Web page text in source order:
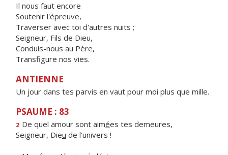
Il nous faut encore
Soutenir l'épreuve,
Traverser avec toi d'autres nuits ;
Seigneur, Fils de Dieu,
Conduis-nous au Père,
Transfigure nos vies.
ANTIENNE
Un jour dans tes parvis en vaut pour moi plus que mille.
PSAUME : 83
2 De quel amour sont aimées tes demeures,
Seigneur, Dieu de l’univers !